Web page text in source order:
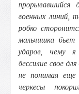
прорывавшийся
военных линий,
робко
мальчишка
ударов, чему
бессилие свое
не понимая еще
черкесы